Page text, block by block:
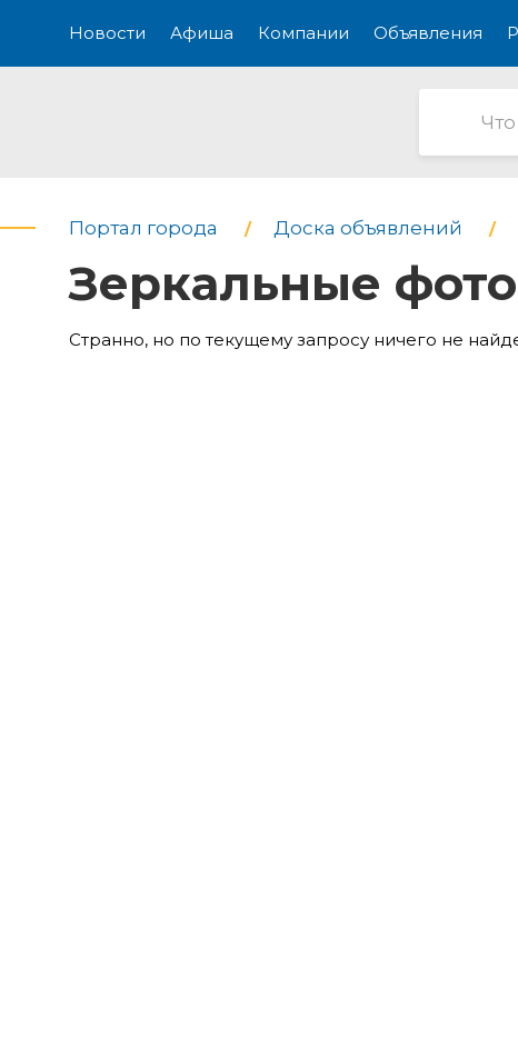
Новости Афиша Компании Объявления
Портал города Доска объявлений
Зеркальные
Странно, но по текущему запросу ничего не